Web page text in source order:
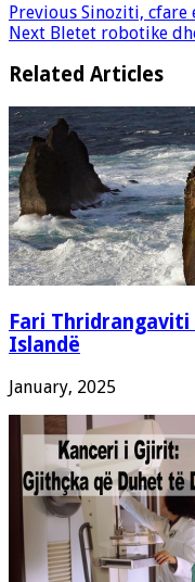
Previous Sinoziti, cfare
Next Bletet robotike
Related Articles
Fari
Islandë
January, 2025